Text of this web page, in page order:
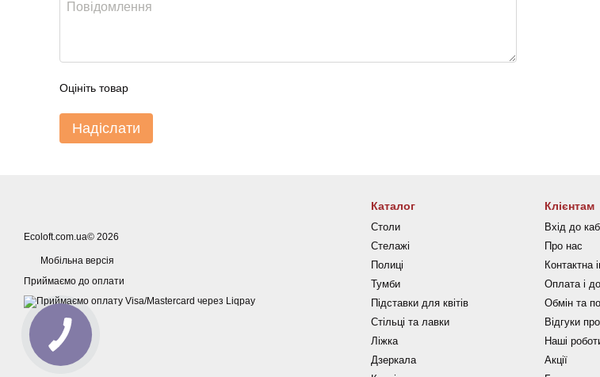
Оцініть товар
Надіслати
Ecoloft.com.ua© 2026
Мобільна версія
Приймаємо до оплати
Каталог
Столи
Стелажі
Полиці
Тумби
Підставки для квітів
Стільці та лавки
Ліжка
Дзеркала
Клієнтам
Вхід до
Про нас
Контактна
Оплата і
Обмін та
Відгуки
Наші
Акції